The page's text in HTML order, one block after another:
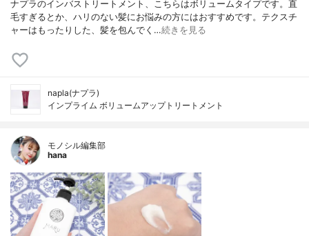
ナプラのインバストリートメント、こちらはボリュームタイプです。直
毛すぎるとか、ハリのない髪にお悩みの方にはおすすめです。テクスチ
ャーはもったりした、髪を包んでく…続きを見る
napla(ナプラ)
インプライム ボリュームアップトリートメント
モノシル編集部
hana